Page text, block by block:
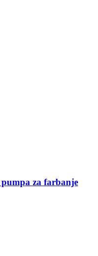
za farbanje